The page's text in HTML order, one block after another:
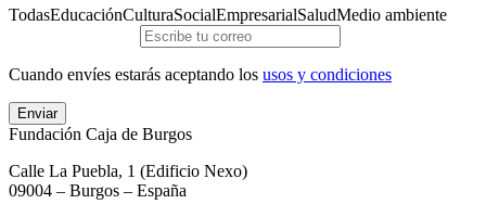
TodasEducaciónCulturaSocialEmpresarialSaludMedio ambiente
Cuando envíes estarás aceptando los usos y condiciones
Enviar
Fundación Caja de Burgos
Calle La Puebla, 1 (Edificio Nexo)
09004 – Burgos – España